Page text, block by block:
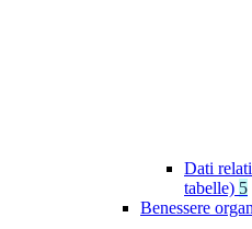
Dati
tabelle) 5
Benessere